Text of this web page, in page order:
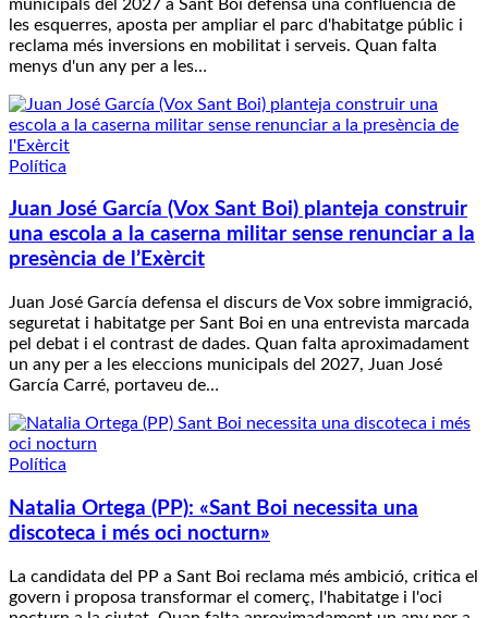
municipals del 2027 a Sant Boi defensa una confluència de
les esquerres, aposta per ampliar el parc d'habitatge públic i
reclama més inversions en mobilitat i serveis. Quan falta
menys d'un any per a les…
Política
Juan José García (Vox Sant Boi) planteja construir
una escola a la caserna militar sense renunciar a la
presència de l’Exèrcit
Juan José García defensa el discurs de Vox sobre immigració,
seguretat i habitatge per Sant Boi en una entrevista marcada
pel debat i el contrast de dades. Quan falta aproximadament
un any per a les eleccions municipals del 2027, Juan José
García Carré, portaveu de…
Política
Natalia Ortega (PP): «Sant Boi necessita una
discoteca i més oci nocturn»
La candidata del PP a Sant Boi reclama més ambició, critica el
govern i proposa transformar el comerç, l'habitatge i l'oci